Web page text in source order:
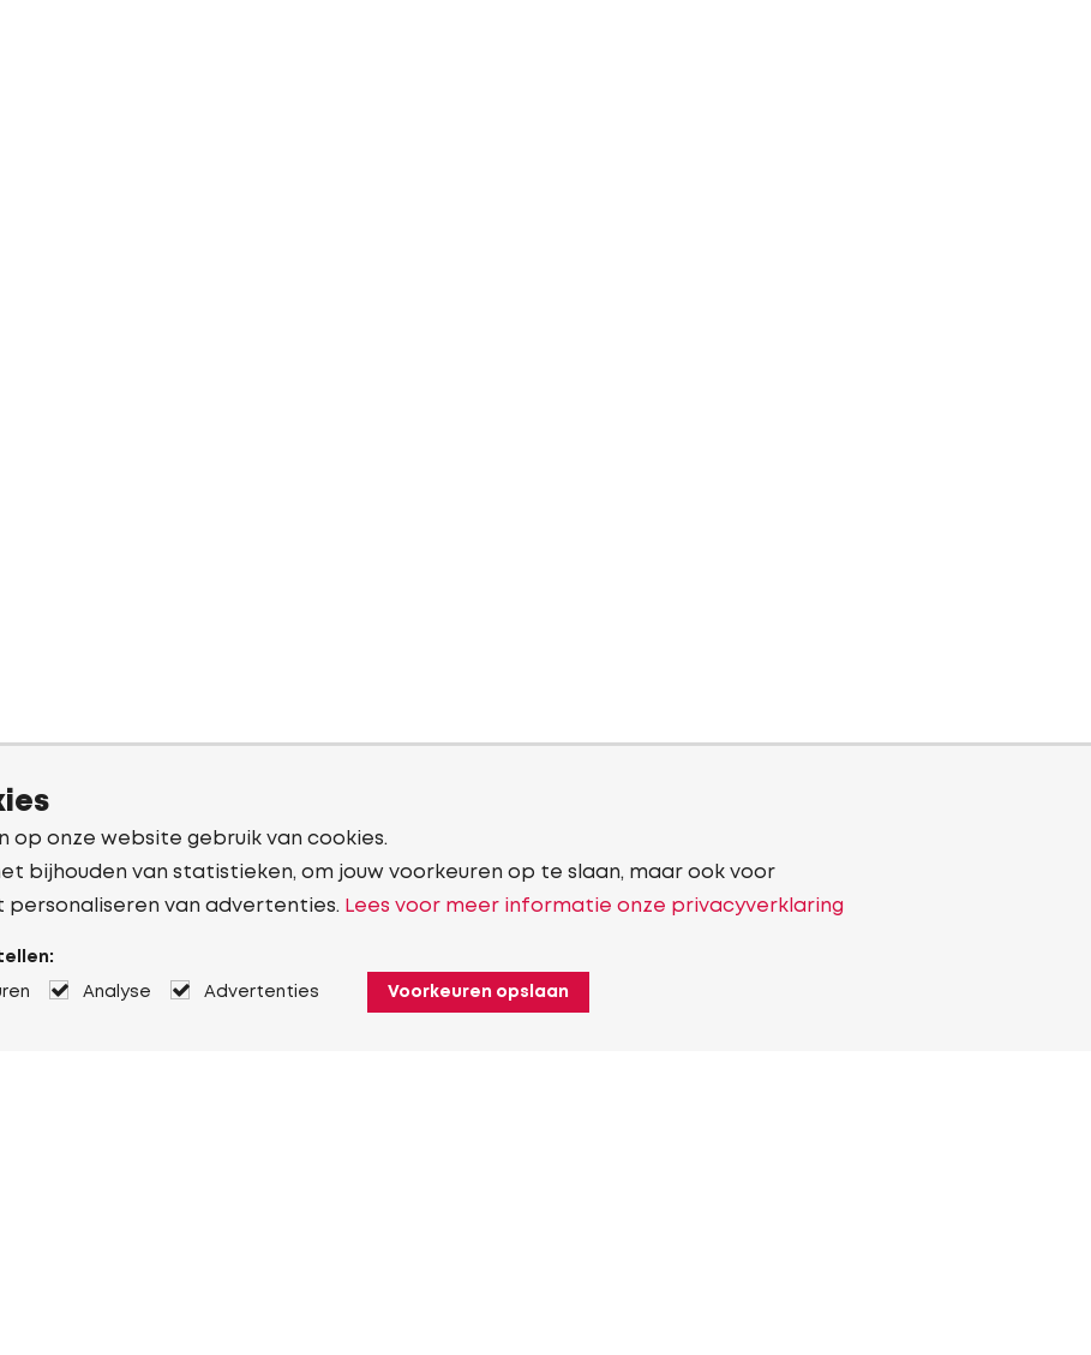
op onze website gebruik van cookies.
bijhouden van statistieken, om jouw voorkeuren op te slaan, maar ook voor
van advertenties. Lees voor meer informatie onze privacyverklaring
Analyse Advertenties Voorkeuren opslaan